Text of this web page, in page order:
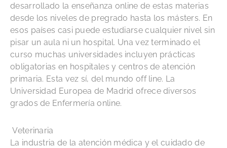
desarrollado la enseñanza online de estas materias
desde los niveles de pregrado hasta los másters. En
esos países casi puede estudiarse cualquier nivel sin
pisar un aula ni un hospital. Una vez terminado el
curso muchas universidades incluyen prácticas
obligatorias en hospitales y centros de atención
primaria. Esta vez sí, del mundo off line. La
Universidad Europea de Madrid ofrece diversos
grados de Enfermería online.
Veterinaria
La industria de la atención médica y el cuidado de